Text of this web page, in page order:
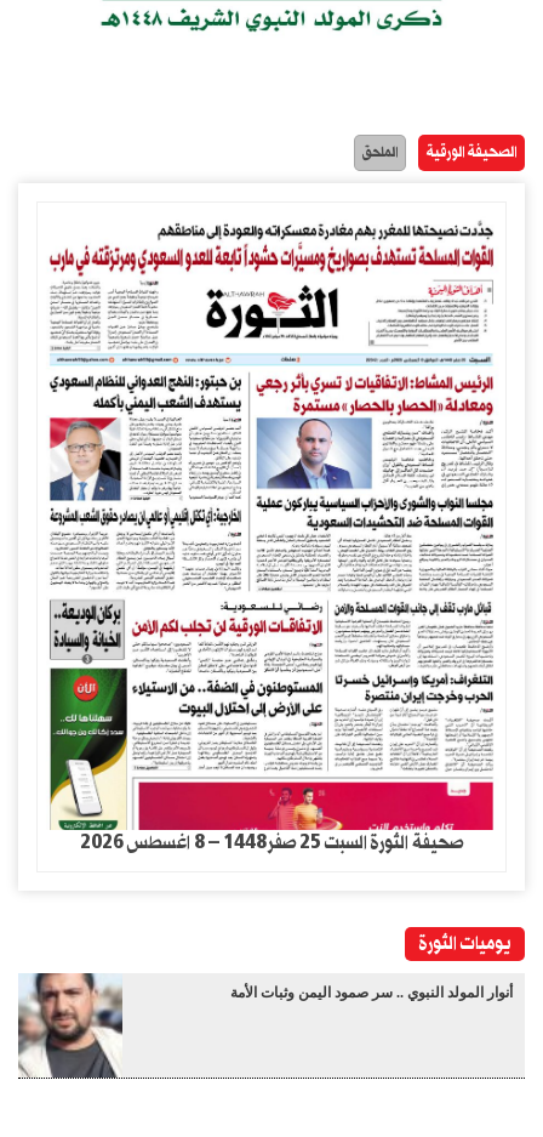
الصحيفة الورقية الملحق
صحيفة الثورة السبت 25 صفر1448 – 8 اغسطس 2026
يوميات الثورة
أنوار المولد النبوي .. سر صمود اليمن وثبات الأمة